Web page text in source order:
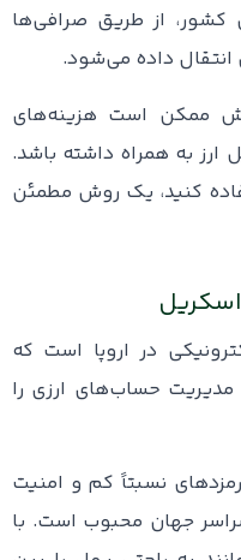
از طریق صرافی‌ها
انتقال داده می‌شود.
ممکن است هزینه‌های
ارز به همراه داشته باشد.
کنید، یک روش مطمئن
اسکریل
در اروپا است که
مدیریت حساب‌های ارزی را
نسبتاً کم و امنیت
سراسر جهان محبوب است. با